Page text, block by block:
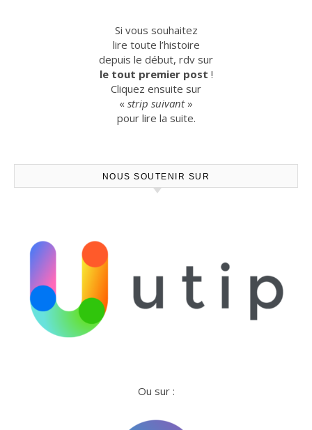
Si vous souhaitez
lire toute l’histoire
depuis le début, rdv sur
le tout premier post !
Cliquez ensuite sur
« strip suivant»
pour lire la suite.
NOUS SOUTENIR SUR
Ou sur :